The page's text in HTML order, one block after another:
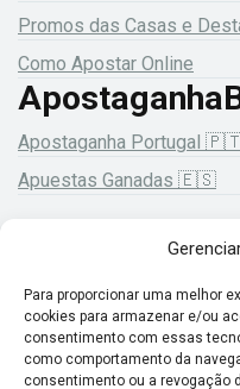
Para proporcionar uma melhor
cookies para armazenar e/ou
consentimento com essas
como comportamento da
consentimento ou a revogação
Promos das Casas e
Como Apostar Online
Apostaganha Portugal
Apuestas Ganadas 🇪🇸
18+ Jogue